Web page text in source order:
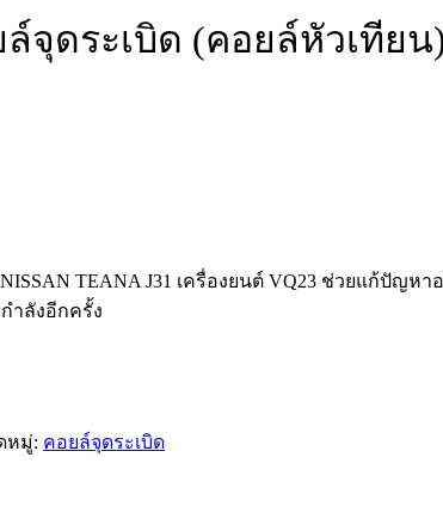
ล์จุดระเบิด (คอยล์หัวเทีย
TEANA J31 เครื่องยนต์ VQ23 ช่วยแก้ปั
ำลังอีกครั้ง
หมู่: คอยล์จุดระเบิด